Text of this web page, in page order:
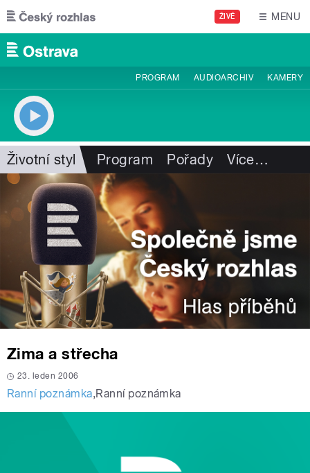
Přejít k hlavnímu obsahu
ŽIVĚ MENU
PROGRAM AUDIOARCHIV KAMERY
Životní styl Program Pořady Více…
Zima a střecha
23. leden 2006
Ranní poznámka,Ranní poznámka